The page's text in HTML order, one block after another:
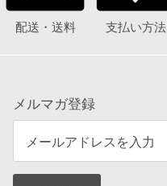
配送・送料 支払い方法
メルマガ登録